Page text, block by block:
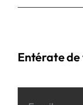
Entérate de